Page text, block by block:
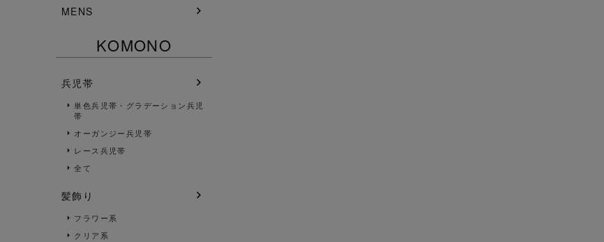
MENS
KOMONO
兵児帯
単色兵児帯・グラデーション兵児
帯
オーガンジー兵児帯
レース兵児帯
全て
髪飾り
フラワー系
クリア系